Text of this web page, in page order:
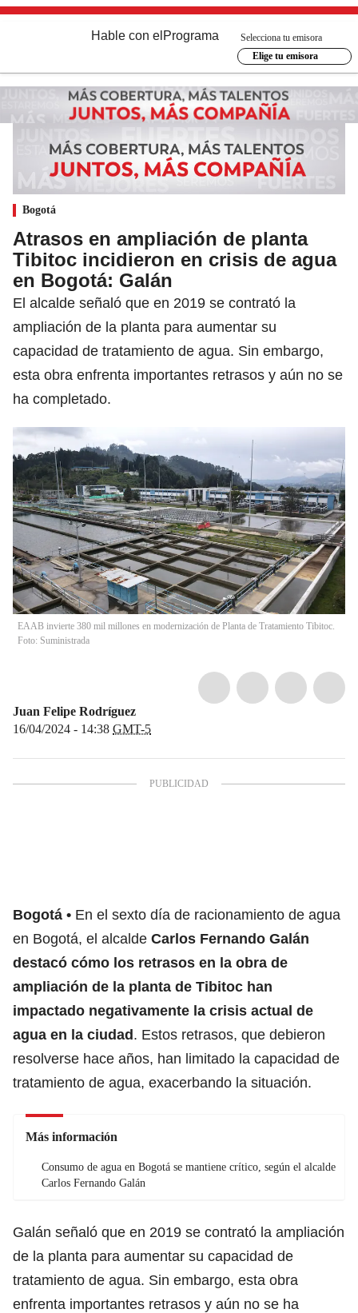
Hable con el Programa
Selecciona tu emisora
Elige tu emisora
Bogotá
Atrasos en ​ampliación de ​planta
Tibitoc incidieron en ​crisis de agua
en Bogotá: Galán
El alcalde señaló que en 2019 se contrató la
ampliación de la planta para aumentar su
capacidad de tratamiento de agua. Sin embargo,
esta obra enfrenta importantes retrasos y aún no se
ha completado.
EAAB invierte 380 mil millones en modernización de Planta de Tratamiento Tibitoc.
Foto: Suministrada
Juan Felipe Rodríguez
16/04/2024 - 14:38 GMT-5
Bogotá
En el sexto día de racionamiento de agua
en Bogotá, el alcalde Carlos Fernando Galán
destacó cómo los retrasos en la obra de
ampliación de la planta de Tibitoc han
impactado negativamente la crisis actual de
agua en la ciudad. Estos retrasos, que debieron
resolverse hace años, han limitado la capacidad de
tratamiento de agua, exacerbando la situación.
Más información
Consumo de agua en Bogotá se mantiene crítico, según el alcalde
Carlos Fernando Galán
Galán señaló que en 2019 se contrató la ampliación
de la planta para aumentar su capacidad de
tratamiento de agua. Sin embargo, esta obra
enfrenta importantes retrasos y aún no se ha